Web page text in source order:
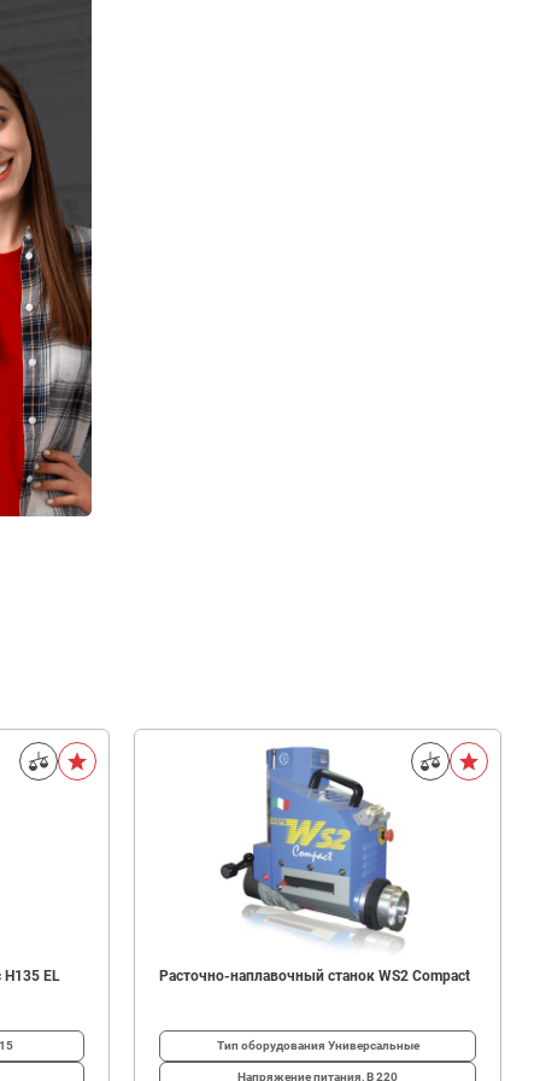
EL Расточно-наплавочный станок WS2 Compact
Тип оборудования Универсальные
Напряжение питания, В220